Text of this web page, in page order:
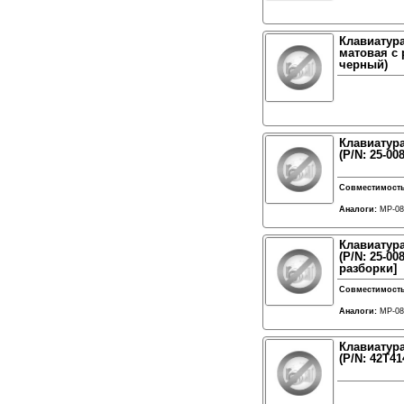
матовая с
черный)
(P/N: 25-
Аналоги: MP-
(P/N: 25-
разборки]
Аналоги: MP-
(P/N: